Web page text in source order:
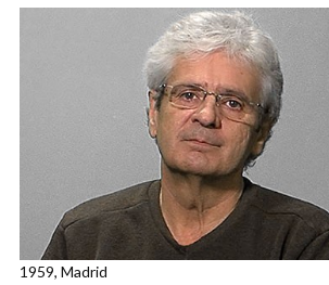
1959, Madrid